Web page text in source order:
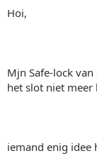
t
Hoi,
Mjn Safe-lock
het slot niet meer
iemand enig idee